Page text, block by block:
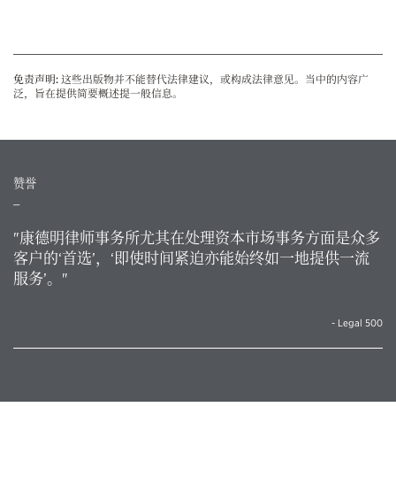
免责声明: 这些出版物并不能替代法律建议，或构成法律意见。当中的内容广
泛，旨在提供简要概述提一般信息。
赞誉
"康德明律师事务所尤其在处理资本市场事务方面是众多
客户的‘首选’，‘即使时间紧迫亦能始终如一地提供一流
服务’。"
- Legal 500